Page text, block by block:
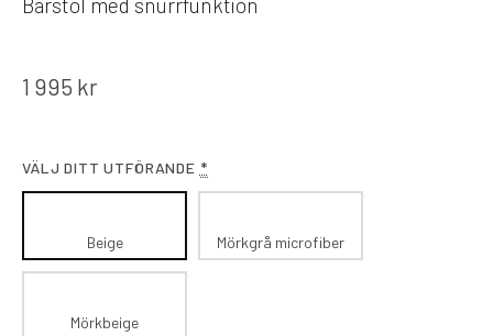
1 995 kr
VÄLJ DITT UTFÖRANDE *
Beige Mörkgrå microfiber
Mörkbeige